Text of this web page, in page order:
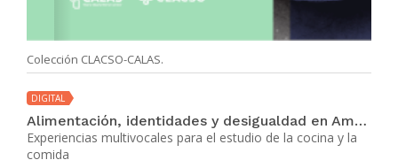
Colección CLACSO-CALAS.
DIGITAL
Alimentación, identidades y desigualdad en América Latina
Experiencias multivocales para el estudio de la cocina y la
comida